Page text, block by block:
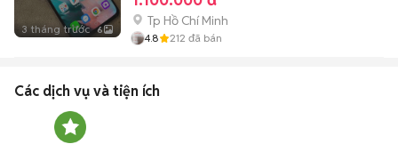
3 tháng trước 6
Tp Hồ Chí Minh
4.8 212 đã bán
Các dịch vụ và tiện ích